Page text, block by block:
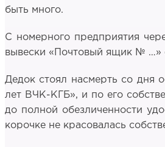
быть много.
С номерного предприятия
вывески «Почтовый ящик № …»
Дедок стоял насмерть со дня
лет ВЧК-КГБ», и по его
до полной обезличенности
корочке не красовалась